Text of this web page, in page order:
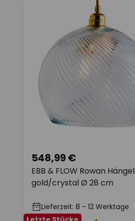
EBB & FLOW Rowan
gold/crystal Ø 28 cm
548,99 €
Lieferzeit: 8 - 12 Werktage